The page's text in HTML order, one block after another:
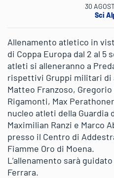
30
Sci
Allenamento atletico in
di Coppa Europa dal 2 al
atleti si alleneranno a
rispettivi Gruppi militari di
Matteo Franzoso,
Rigamonti, Max
nucleo atleti della Guardia
Maximilian Ranzi e Marco
presso il Centro di
Fiamme Oro di Moena.
L’allenamento sarà
Ferrara.